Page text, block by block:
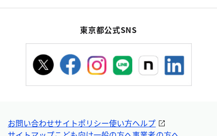
東京都公式SNS
お問い合わせサイトポリシー使い方ヘルプ